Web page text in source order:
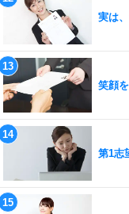
実は
笑顔
第1志